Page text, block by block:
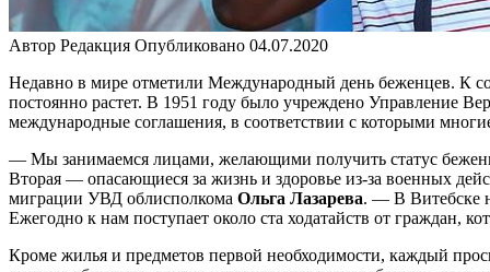
Автор Редакция Опубликовано 04.07.2020
Недавно в мире отметили Международный день беженцев. К
постоянно растет. В 1951 году было учреждено
международные соглашения, в соответствии с которыми
— Мы занимаемся лицами, желающими получить статус
Вторая — опасающиеся за жизнь и здоровье из-за военных
миграции УВД облисполкома Ольга Лазарева. — В Витебске
Ежегодно к нам поступает около ста ходатайств от граждан,
Кроме жилья и предметов первой необходимости, каждый